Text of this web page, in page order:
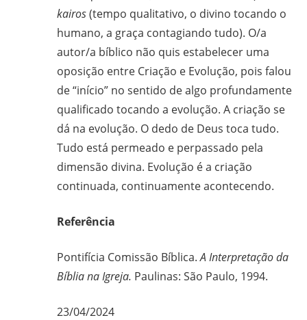
kairos(tempo qualitativo, o divino tocando o
humano, a graça contagiando tudo). O/a
autor/a bíblico não quis estabelecer uma
oposição entre Criação e Evolução, pois falou
de “início” no sentido de algo profundamente
qualificado tocando a evolução. A criação se
dá na evolução. O dedo de Deus toca tudo.
Tudo está permeado e perpassado pela
dimensão divina. Evolução é a criação
continuada, continuamente acontecendo.
Referência
Pontifícia Comissão Bíblica.A Interpretação da
Bíblia na Igreja. Paulinas: São Paulo, 1994.
23/04/2024